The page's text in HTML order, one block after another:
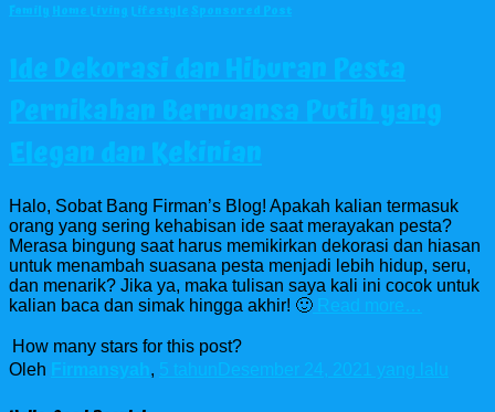
FamilyHome LivingLifestyleSponsored Post
Ide Dekorasi dan Hiburan Pesta
Pernikahan Bernuansa Putih yang
Elegan dan Kekinian
Halo, Sobat Bang Firman’s Blog! Apakah kalian termasuk
orang yang sering kehabisan ide saat merayakan pesta?
Merasa bingung saat harus memikirkan dekorasi dan hiasan
untuk menambah suasana pesta menjadi lebih hidup, seru,
dan menarik? Jika ya, maka tulisan saya kali ini cocok untuk
kalian baca dan simak hingga akhir! 🙂 Read more…
How many stars for this post?
Oleh Firmansyah, 5 tahun Desember 24, 2021 yang lalu